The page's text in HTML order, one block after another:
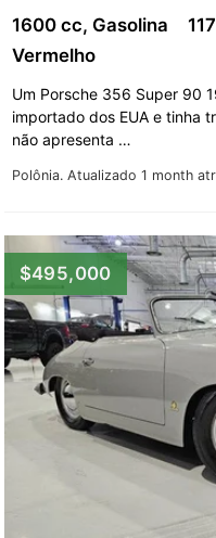
Polônia. Atualizado 1 month
1600 cc, Gasolina
Vermelho
Um Porsche 356 Super 90
importado dos EUA e tinha
não apresenta …
$495,000